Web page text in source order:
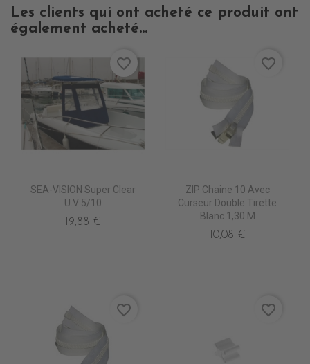
Les clients qui ont acheté ce produit ont
également acheté...
SEA-VISION Super Clear
U.V 5/10
19,88 €
favorite_border
ZIP Chaine 10 Avec
Curseur Double Tirette
Blanc 1,30 M
10,08 €
favorite_border
favorite_border favorite_border